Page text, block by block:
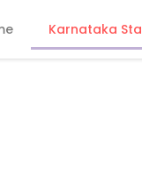
Karnataka